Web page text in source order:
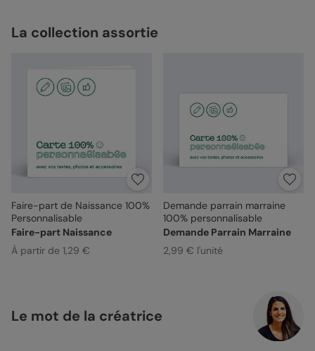
La collection assortie
Faire-part de Naissance 100%
Personnalisable
Faire-part Naissance
À partir de 1,29 €
Demande parrain marraine
100% personnalisable
Demande Parrain Marraine
2,99 € l'unité
Le mot de la créatrice